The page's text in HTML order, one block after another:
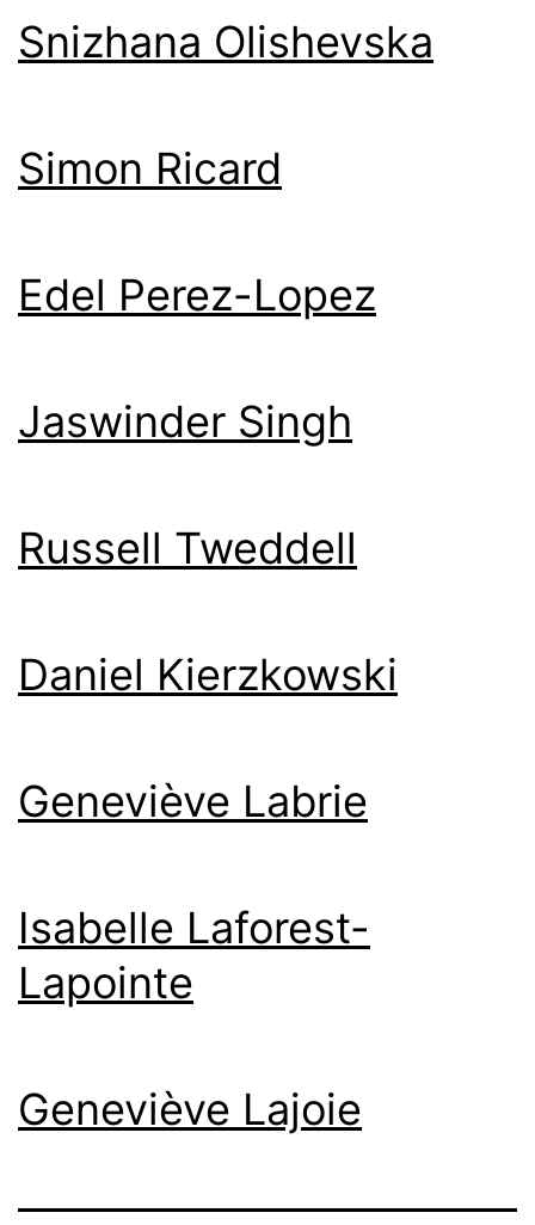
Snizhana Olishevska
Simon Ricard
Edel Perez-Lopez
Jaswinder Singh
Russell Tweddell
Daniel Kierzkowski
Geneviève Labrie
Isabelle Laforest-
Lapointe
Geneviève Lajoie